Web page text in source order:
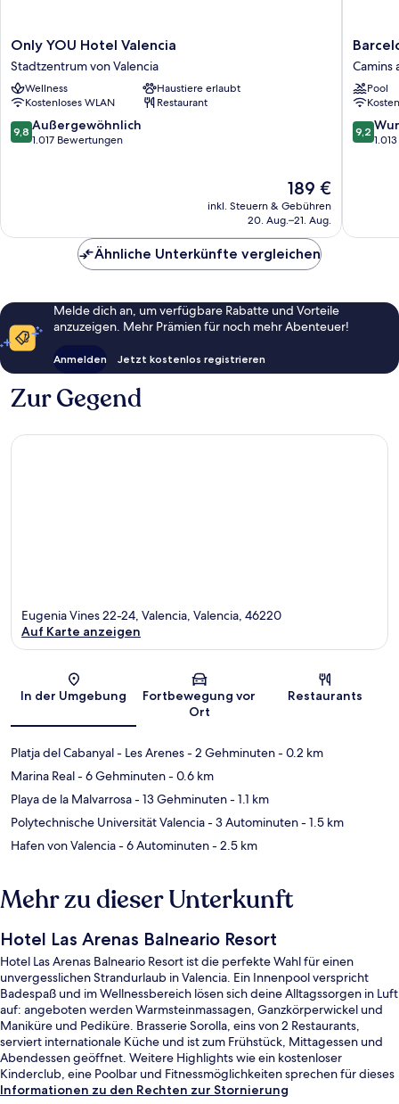
Only
YOU
Hotel
Valencia
Stadtzentrum
von
Valencia
Only YOU Hotel Valencia
Stadtzentrum von Valencia
Wellness
Haustiere erlaubt
Kostenloses WLAN
Restaurant
9.8
von
9,8 Außergewöhnlich
1.017 Bewertungen
Der
Preis
beträgt
189 €
inkl. Steuern & Gebühren
20. Aug.–21. Aug.
Barcelo
Valencia
Hotel
Camins
al
Grau
Camins
Pool
9.2
von
9,2
Ähnliche Unterkünfte vergleichen
Melde dich an, um verfügbare Rabatte und Vorteile
anzuzeigen. Mehr Prämien für noch mehr Abenteuer!
Anmelden Jetzt kostenlos registrieren
Zur Gegend
Karte
Eugenia Vines 22-24, Valencia, Valencia, 46220
Auf Karte anzeigen
In der Umgebung
Fortbewegung vor
Ort
Restaurants
Platja del Cabanyal - Les Arenes- 2 Gehminuten- 0.2 km
Marina Real- 6 Gehminuten- 0.6 km
Playa de la Malvarrosa- 13 Gehminuten- 1.1 km
Polytechnische Universität Valencia- 3 Autominuten- 1.5 km
Hafen von Valencia- 6 Autominuten- 2.5 km
Mehr zu dieser Unterkunft
Hotel Las Arenas Balneario Resort
Hotel Las Arenas Balneario Resort ist die perfekte Wahl für einen
unvergesslichen Strandurlaub in Valencia. Ein Innenpool verspricht
Badespaß und im Wellnessbereich lösen sich deine Alltagssorgen in Luft
auf: angeboten werden Warmsteinmassagen, Ganzkörperwickel und
Maniküre und Pediküre. Brasserie Sorolla, eins von 2 Restaurants,
serviert internationale Küche und ist zum Frühstück, Mittagessen und
Abendessen geöffnet. Weitere Highlights wie ein kostenloser
Kinderclub, eine Poolbar und Fitnessmöglichkeiten sprechen für dieses
Hotel im luxuriösen Stil. Anderen Reisenden gefallen das hilfsbereite
Informationen zu den Rechten zur Stornierung